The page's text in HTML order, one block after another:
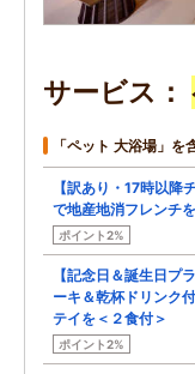
サービス
「ペット 大浴場」を
【訳あり・17時以降
で地産地消フレンチ
ポイント2%
【記念日＆誕生日プ
ーキ＆乾杯ドリンク
テイを＜２食付＞
ポイント2%